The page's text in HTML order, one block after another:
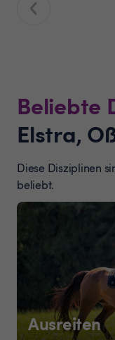
Beliebte
Elstra,
Diese Disziplinen
beliebt.
Ausreiten